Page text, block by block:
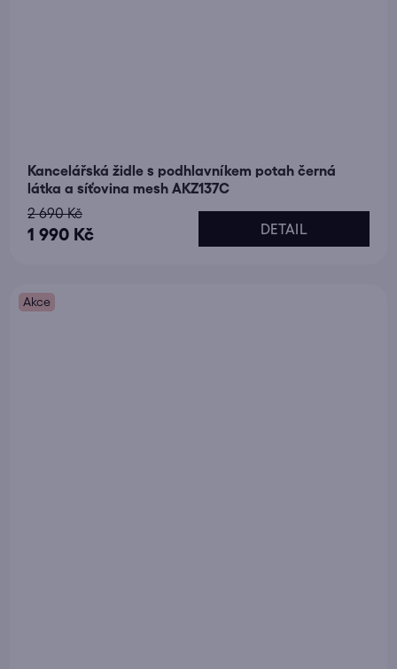
Kancelářská židle s podhlavníkem potah černá
látka a síťovina mesh AKZ137C
1 990 Kč
2 690 Kč
DETAIL
Akce